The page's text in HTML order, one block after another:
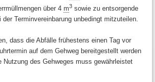
über 4 m3 sowie zu entsorgende
der Terminvereinbarung unbedingt mitzuteilen.
dass die Abfälle frühestens einen Tag vor
auf dem Gehweg bereitgestellt werden
Nutzung des Gehweges muss gewährleistet